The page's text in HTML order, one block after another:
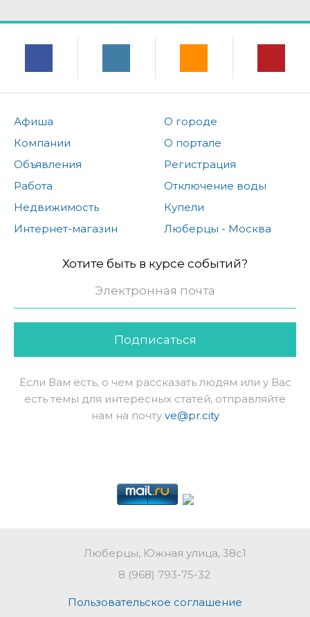
Афиша
Компании
Объявления
Работа
Недвижимость
Интернет-магазин
О городе
О портале
Регистрация
Отключение воды
Купели
Люберцы - Москва
Хотите быть в курсе событий?
Подписаться
Если Вам есть, о чем рассказать людям или у Вас
есть темы для интересных статей, отправляйте
нам на почту ve@pr.city
Люберцы, Южная улица, 38с1
8 (968) 793-75-32
Пользовательское соглашение